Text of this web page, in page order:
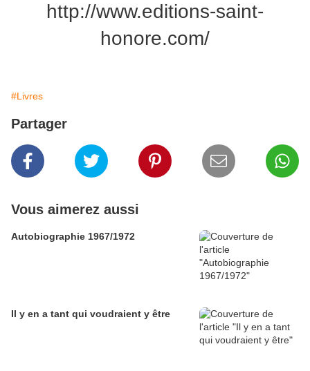
http://www.editions-saint-
honore.com/
#Livres
Partager
Vous aimerez aussi
Autobiographie 1967/1972
Il y en a tant qui voudraient y être